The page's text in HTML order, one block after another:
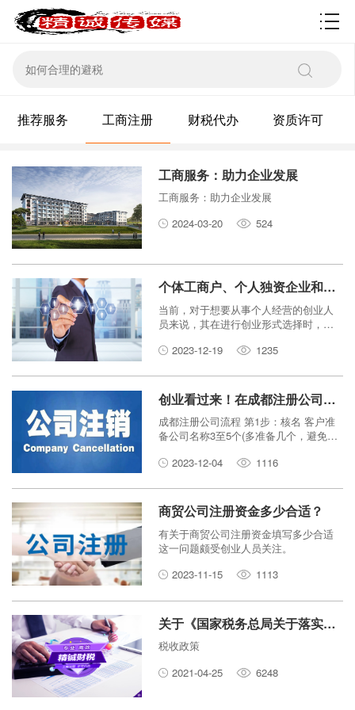
资质许可
推荐服务 工商注册 财税代办 资质许可
工商服务：助力企业发展
工商服务：助力企业发展
2024-03-20
524
个体工商户、个人独资企业和一人有限公司有什么区别？
当前，对于想要从事个人经营的创业人
员来说，其在进行创业形式选择时，往
人有限公司这三种组织类型区分不清。
人有限公司有什么区别？下面本文来带
您对此进行具体了解、把握！
2023-12-19 1235
创业看过来！在成都注册公司的流程及代办需要多少钱？
成都注册公司流程 第1步：核名 客户准
备公司名称3至5个(多准备几个，避免重
订代理合同，由我公司代为查询提交工
2023-12-04 1116
商贸公司注册资金多少合适？
有关于商贸公司注册资金填写多少合适
这一问题颇受创业人员关注。
2023-11-15
1113
关于《国家税务总局关于落实支持小型微利企业和个体工商户发展所
税收政策
2021-04-25
6248